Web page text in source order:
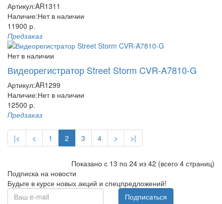
Артикул:AR1311
Наличие:Нет в наличии
11900 р.
Предзаказ
Нет в наличии
Видеорегистратор Street Storm CVR-A7810-G
Артикул:AR1299
Наличие:Нет в наличии
12500 р.
Предзаказ
|< < 1 2 3 4 > >|
Показано с 13 по 24 из 42 (всего 4 страниц)
Подписка на новости
Будьте в курсе новых акций и спецпредложений!
Подписаться